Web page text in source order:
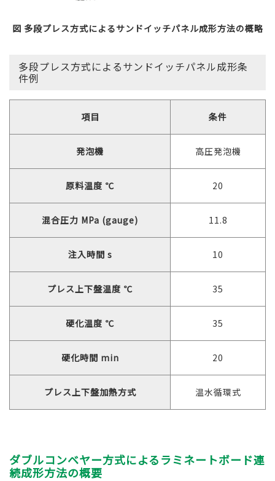
図 多段プレス方式によるサンドイッチパネル成形方法の概略
多段プレス方式によるサンドイッチパネル成形条
件例
項目 条件
発泡機 高圧発泡機
原料温度 ℃ 20
混合圧力 MPa (gauge) 11.8
注入時間 s 10
プレス上下盤温度 ℃ 35
硬化温度 ℃ 35
硬化時間 min 20
プレス上下盤加熱方式 温水循環式
ダブルコンベヤー方式によるラミネートボード連
続成形方法の概要